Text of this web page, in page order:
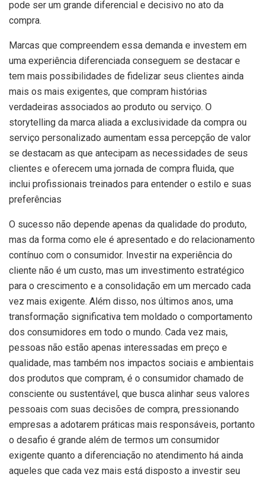
pode ser um grande diferencial e decisivo no ato da
compra.
Marcas que compreendem essa demanda e investem em
uma experiência diferenciada conseguem se destacar e
tem mais possibilidades de fidelizar seus clientes ainda
mais os mais exigentes, que compram histórias
verdadeiras associados ao produto ou serviço. O
storytelling da marca aliada a exclusividade da compra ou
serviço personalizado aumentam essa percepção de valor
se destacam as que antecipam as necessidades de seus
clientes e oferecem uma jornada de compra fluida, que
inclui profissionais treinados para entender o estilo e suas
preferências
O sucesso não depende apenas da qualidade do produto,
mas da forma como ele é apresentado e do relacionamento
contínuo com o consumidor. Investir na experiência do
cliente não é um custo, mas um investimento estratégico
para o crescimento e a consolidação em um mercado cada
vez mais exigente. Além disso, nos últimos anos, uma
transformação significativa tem moldado o comportamento
dos consumidores em todo o mundo. Cada vez mais,
pessoas não estão apenas interessadas em preço e
qualidade, mas também nos impactos sociais e ambientais
dos produtos que compram, é o consumidor chamado de
consciente ou sustentável, que busca alinhar seus valores
pessoais com suas decisões de compra, pressionando
empresas a adotarem práticas mais responsáveis, portanto
o desafio é grande além de termos um consumidor
exigente quanto a diferenciação no atendimento há ainda
aqueles que cada vez mais está disposto a investir seu